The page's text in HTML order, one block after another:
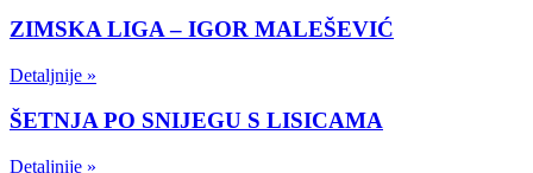
ZIMSKA LIGA – IGOR MALEŠEVIĆ
Detaljnije »
ŠETNJA PO SNIJEGU S LISICAMA
Detaljnije »